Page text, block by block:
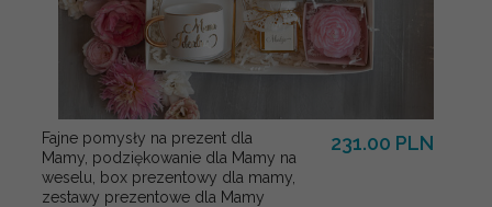
Fajne pomysły na prezent dla
Mamy, podziękowanie dla Mamy na
weselu, box prezentowy dla mamy,
zestawy prezentowe dla Mamy
231.00 PLN